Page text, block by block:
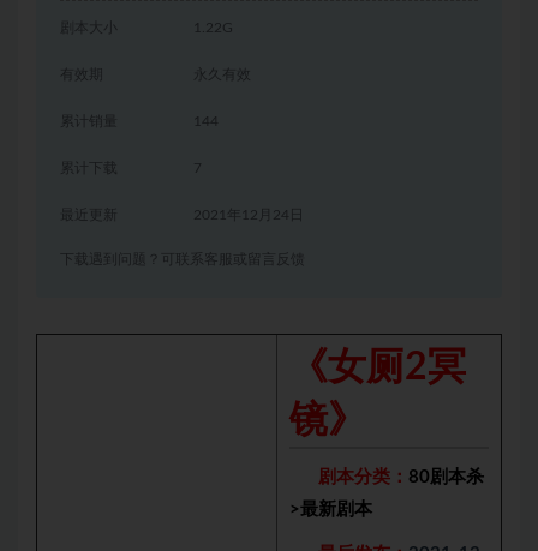
剧本大小 1.22G
有效期 永久有效
累计销量 144
累计下载 7
2021年12月24日
下载遇到问题？可联系客服或留言反馈
《女厕2冥
镜》
剧本分类： 80剧本杀
>最新剧本